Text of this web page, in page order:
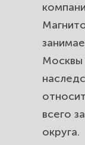
всего
округа.